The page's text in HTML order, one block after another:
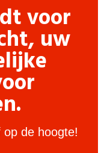
voor
uw
op de hoogte!